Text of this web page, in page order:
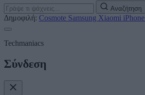
Αναζήτηση
Δημοφιλή: Cosmote Samsung Xiaomi iPhone
Techmaniacs
Σύνδεση